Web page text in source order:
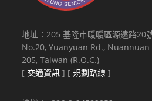
地址：205 基隆市暖暖區源遠路20
No.20, Yuanyuan Rd.,
205, Taiwan (R.O.C.)
[ 交通資訊 ] [規劃路線 ]